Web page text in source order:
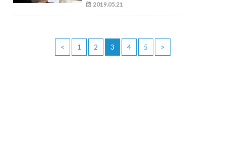
2019.05.21
< 1 2 3 4 5 >